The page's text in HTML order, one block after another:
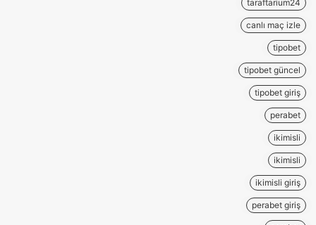
taraftarium24
canlı maç izle
tipobet
tipobet güncel
tipobet giriş
perabet
ikimisli
ikimisli
ikimisli giriş
perabet giriş